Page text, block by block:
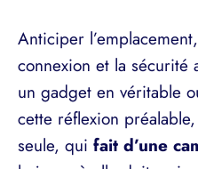
Anticiper
connexion et la sécurité
un gadget en véritable
cette réflexion
seule, qui fait d’une